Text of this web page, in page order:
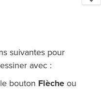
suivantes pour
avec :
bouton Flèche ou